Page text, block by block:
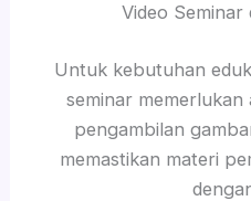
Video
Untuk kebutuhan
seminar memerlukan
pengambilan
memastikan materi